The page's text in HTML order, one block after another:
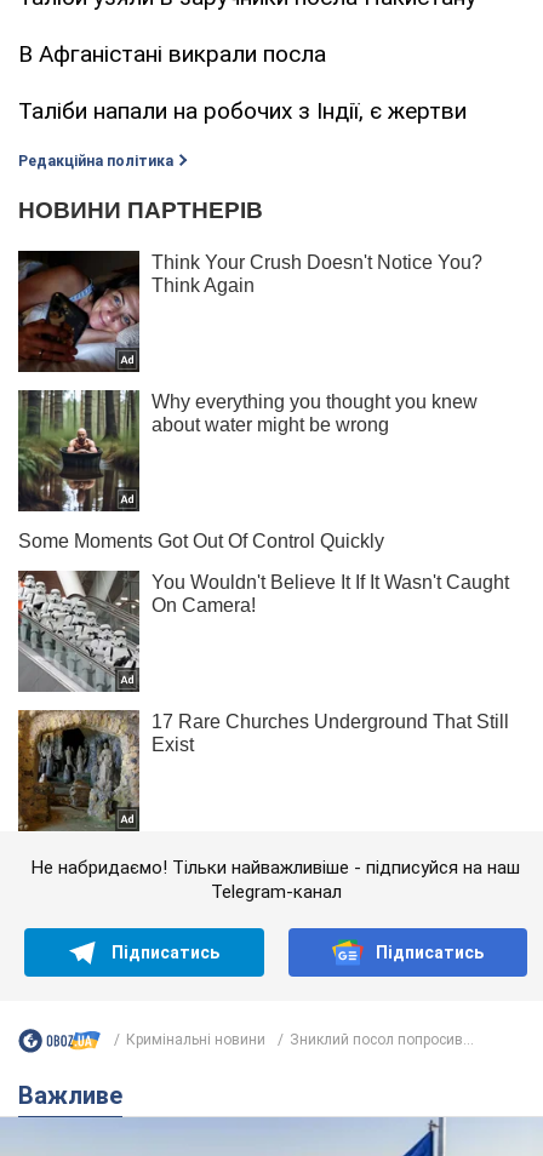
В Афганістані викрали посла
Таліби напали на робочих з Індії, є жертви
Редакційна політика
Не набридаємо! Тільки найважливіше - підписуйся на наш
Telegram-канал
Підписатись Підписатись
Кримінальні новини Зниклий посол попросив...
Важливе